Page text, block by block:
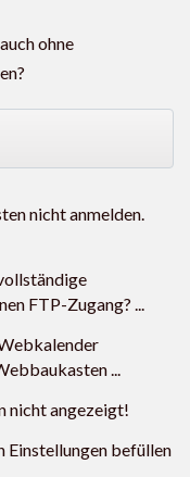
ohne
nicht anmelden.
FTP-Zugang? ...
...
nicht angezeigt!
befüllen